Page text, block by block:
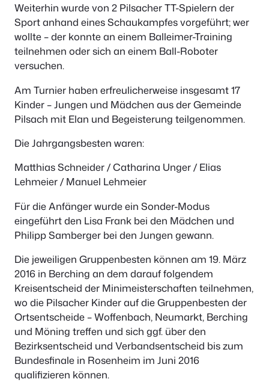
Weiterhin wurde von 2 Pilsacher TT-Spielern der
Sport anhand eines Schaukampfes vorgeführt; wer
wollte – der konnte an einem Balleimer-Training
teilnehmen oder sich an einem Ball-Roboter
versuchen.
Am Turnier haben erfreulicherweise insgesamt 17
Kinder – Jungen und Mädchen aus der Gemeinde
Pilsach mit Elan und Begeisterung teilgenommen.
Die Jahrgangsbesten waren:
Matthias Schneider / Catharina Unger / Elias
Lehmeier / Manuel Lehmeier
Für die Anfänger wurde ein Sonder-Modus
eingeführt den Lisa Frank bei den Mädchen und
Philipp Samberger bei den Jungen gewann.
Die jeweiligen Gruppenbesten können am 19. März
2016 in Berching an dem darauf folgendem
Kreisentscheid der Minimeisterschaften teilnehmen,
wo die Pilsacher Kinder auf die Gruppenbesten der
Ortsentscheide – Woffenbach, Neumarkt, Berching
und Möning treffen und sich ggf. über den
Bezirksentscheid und Verbandsentscheid bis zum
Bundesfinale in Rosenheim im Juni 2016
qualifizieren können.